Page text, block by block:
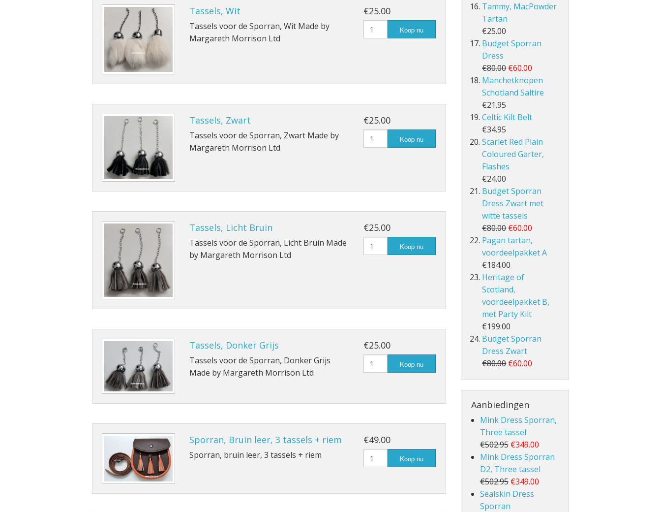
Tassels, Wit
Tassels voor de Sporran, Wit Made by
Margareth Morrison Ltd
€25.00
Koop nu
Tassels, Zwart
Tassels voor de Sporran, Zwart Made by
Margareth Morrison Ltd
€25.00
Koop nu
Tassels, Licht Bruin
Tassels voor de Sporran, Licht Bruin Made
by Margareth Morrison Ltd
€25.00
Koop nu
Tassels, Donker Grijs
Tassels voor de Sporran, Donker Grijs
Made by Margareth Morrison Ltd
€25.00
Koop nu
Sporran, Bruin leer, 3 tassels + riem
Sporran, bruin leer, 3 tassels + riem
€49.00
Koop nu
Tammy, MacPowder
Tartan
€25.00
Budget Sporran
Dress
€80.00 €60.00
Manchetknopen
Schotland Saltire
€21.95
Celtic Kilt Belt
€34.95
Scarlet Red Plain
Coloured Garter,
Flashes
€24.00
Budget Sporran
Dress Zwart met
witte tassels
€80.00 €60.00
Pagan tartan,
voordeelpakket A
€184.00
Heritage of
Scotland,
voordeelpakket B,
met Party Kilt
€199.00
Budget Sporran
Dress Zwart
€80.00 €60.00
Aanbiedingen
Mink Dress Sporran,
Three tassel
€502.95 €349.00
Mink Dress Sporran
D2, Three tassel
€502.95 €349.00
Sealskin Dress
Sporran